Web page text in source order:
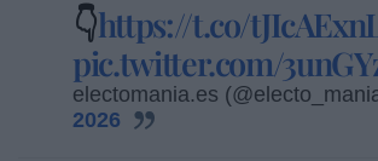
👇https://t.co/
pic.twitter.com/
electomania.es
2026